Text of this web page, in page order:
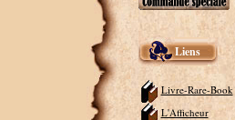
Liens
Livre-Rare-Book
L'Afficheur